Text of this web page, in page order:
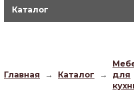
Каталог
Главная → Каталог →
для